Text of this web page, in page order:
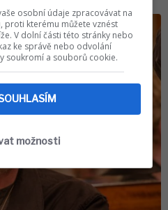
osobní údaje zpracovávat na
proti kterému můžete vznést
V dolní části této stránky nebo
ke správě nebo odvolání
soukromí a souborů cookie.
možnosti